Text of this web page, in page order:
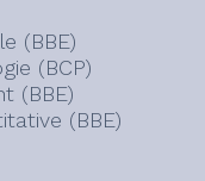
(BBE)
(BCP)
(BBE)
(BBE)